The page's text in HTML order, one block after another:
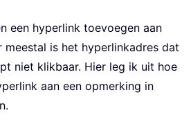
een hyperlink toevoegen aan
meestal is het hyperlinkadres dat
niet klikbaar. Hier leg ik uit hoe
aan een opmerking in